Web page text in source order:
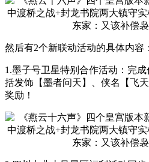
然后有2个新联动活动的具体内容：
1.墨子号卫星特别合作活动：完
括发饰【墨者问天】、侠名【飞
奖励！